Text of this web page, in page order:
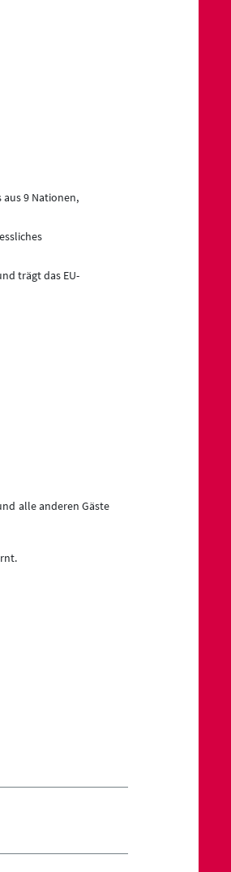
9 Nationen,
trägt das EU-
alle anderen Gäste